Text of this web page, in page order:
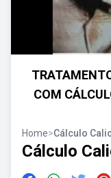
COM
Home>Cálculo
Cálculo